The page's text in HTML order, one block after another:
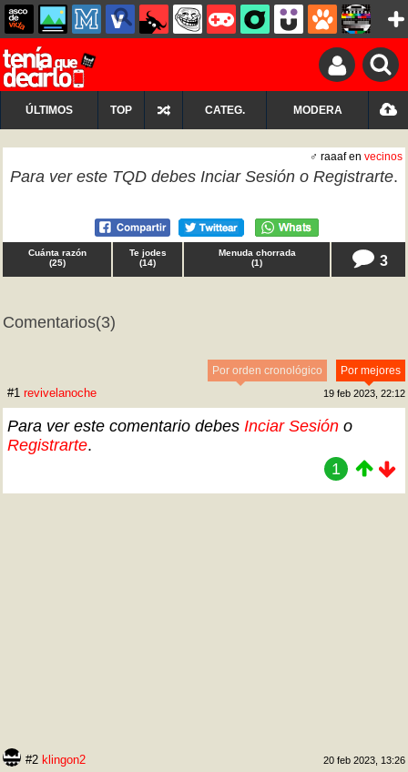
ÚLTIMOS TOP CATEG. MODERA
♂ raaaf en vecinos
Para ver este TQD debes Inciar Sesión o Registrarte.
Cuánta razón
(25)
Te jodes
(14)
Menuda chorrada
(1) 3
Comentarios(3)
Por mejores
Por orden cronológico
#1 revivelanoche 19 feb 2023, 22:12
Para ver este comentario debes Inciar Sesión o
Registrarte.
1
#2 klingon2 20 feb 2023, 13:26